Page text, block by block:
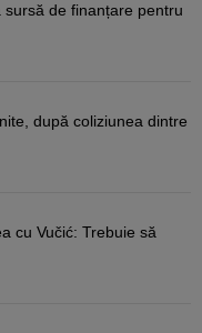
de finanțare pentru
după coliziunea dintre
cu Vučić: Trebuie să